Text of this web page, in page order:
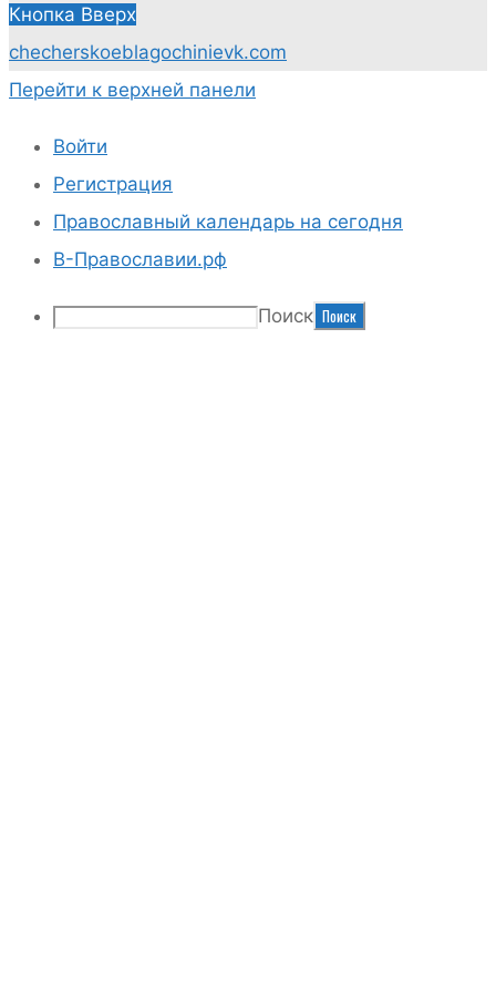
Кнопка Вверх
checherskoeblagochinievk.com
Перейти к верхней панели
Войти
Регистрация
Православный календарь на сегодня
В-Православии.рф
Поиск